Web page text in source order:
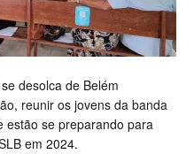
desolca de Belém
reunir os jovens da banda
estão se preparando para
em 2024.